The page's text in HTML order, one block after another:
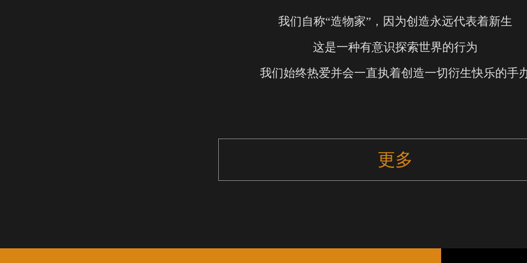
我们自称“造物家”，因为创造永远代表着新生
这是一种有意识探索世界的行为
我们始终热爱并会一直执着创造一切衍生快乐的手
更多